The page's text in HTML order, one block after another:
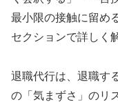
最小限の接触に留め
セクションで詳しく
退職代行は、退職す
の「気まずさ」のリ